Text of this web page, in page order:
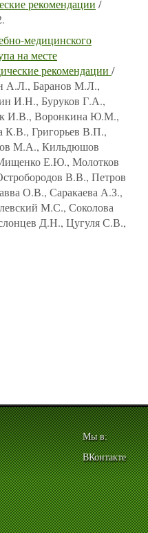
рекомендации /
медицинского
на месте
рекомендации /
А.Л., Баранов М.Л.,
И.Н., Буруков Г.А.,
И.В., Воронкина Ю.М.,
К.В., Григорьев В.П.,
М.А., Кильдюшов
Е.Ю., Молотков
В.В., Петров
О.В., Саракаева А.З.,
М.С., Соколова
Д.Н., Цугуля С.В.,
Мы в:
ВКонтакте